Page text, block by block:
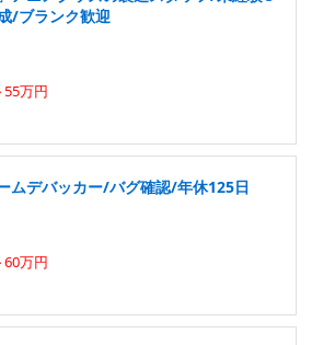
/ブランク歓迎
55万円
ムデバッカー/バグ確認/年休125日
60万円